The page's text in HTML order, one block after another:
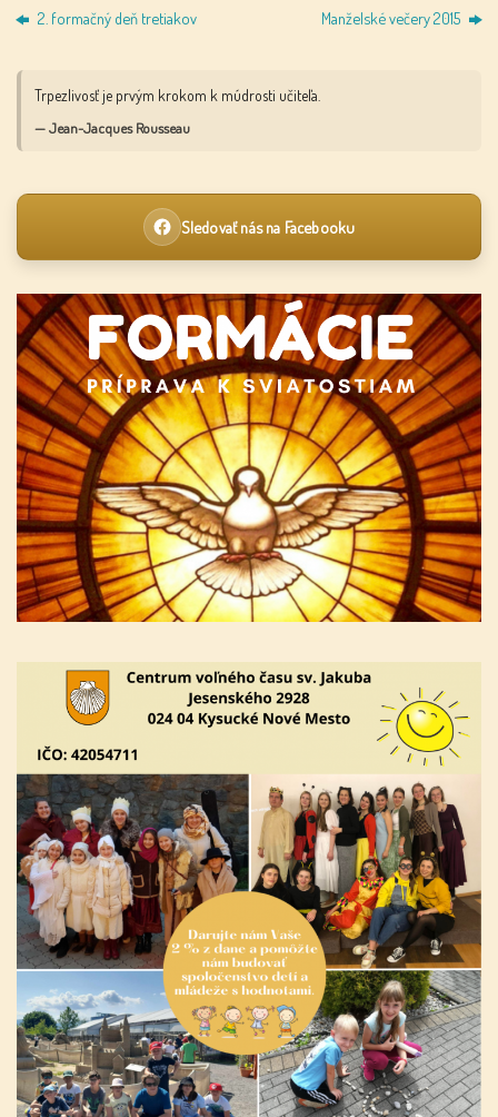
2. formačný deň tretiakov Manželské večery 2015
Trpezlivosť je prvým krokom k múdrosti učiteľa.
— Jean-Jacques Rousseau
Sledovať nás na Facebooku